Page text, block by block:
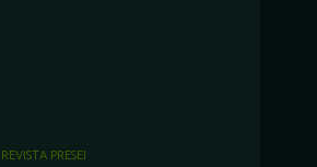
REVISTA PRESEI